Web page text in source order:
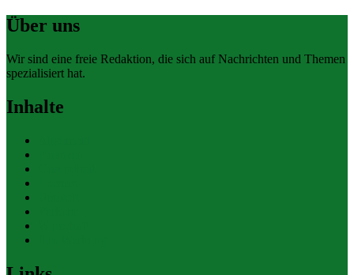
Über uns
Wir sind eine freie Redaktion, die sich auf Nachrichten und Themen
spezialisiert hat.
Inhalte